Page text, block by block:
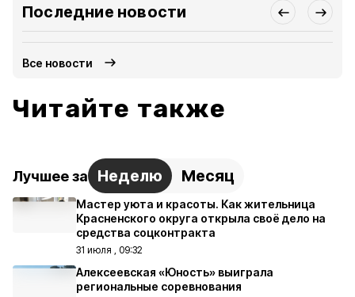
Последние новости
Все новости
Читайте также
Лучшее за Неделю Месяц
Мастер уюта и красоты. Как жительница
Красненского округа открыла своё дело на
средства соцконтракта
31 июля , 09:32
Алексеевская «Юность» выиграла
региональные соревнования